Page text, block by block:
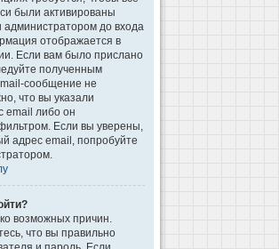
были активированы
администратором до входа
отображается в
Если вам было прислано
полученным
сообщение не
что вы указали
email либо он
Если вы уверены,
адрес email, попробуйте
возможных причин.
что вы правильно